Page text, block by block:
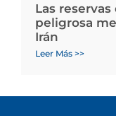
Las reservas
peligrosa
Irán
Leer Más >>